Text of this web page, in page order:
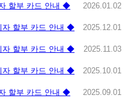
할부 카드 안내 ◆ 2026.01.02
할부 카드 안내 ◆ 2025.12.01
할부 카드 안내 ◆ 2025.11.03
할부 카드 안내 ◆ 2025.10.01
할부 카드 안내 ◆ 2025.09.01